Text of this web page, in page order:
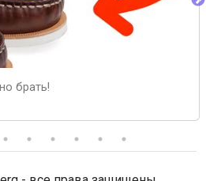
брать!